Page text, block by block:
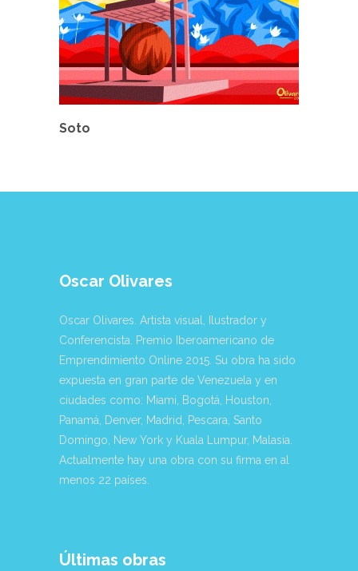
Soto
Oscar Olivares
Oscar Olivares. Artista visual, Ilustrador y
Conferencista. Premio Iberoamericano de
Emprendimiento Online 2015. Su obra ha sido
expuesta en gran parte de Venezuela y en
ciudades como: Miami, Bogotá, Houston,
Panamá, Denver, Madrid, Pescara, Santo
Domingo, New York y Kuala Lumpur, Malasia.
Actualmente hay una obra con su firma en al
menos 22 países.
Últimas obras